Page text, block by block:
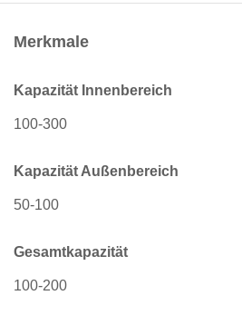
Merkmale
Kapazität Innenbereich
100-300
Kapazität Außenbereich
50-100
Gesamtkapazität
100-200